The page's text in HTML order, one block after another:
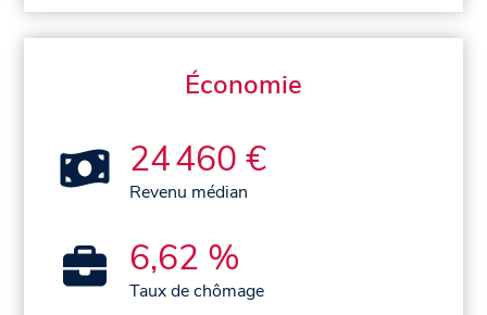
Économie
24 460 €
Revenu médian
6,62 %
Taux de chômage